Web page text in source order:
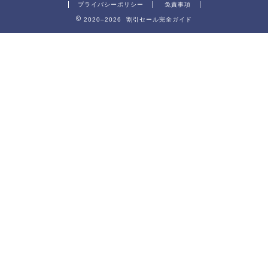
プライバシーポリシー 免責事項
2020–2026 割引セール完全ガイド